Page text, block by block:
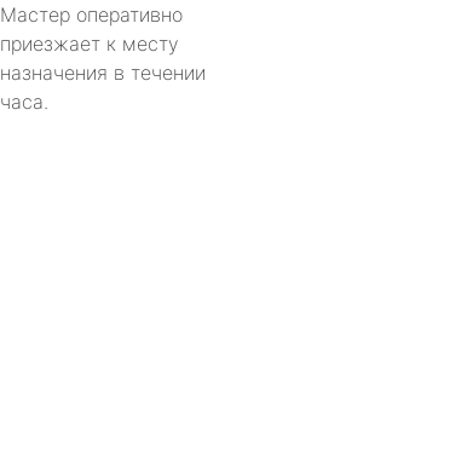
Мастер оперативно
приезжает к месту
назначения в течении
часа.